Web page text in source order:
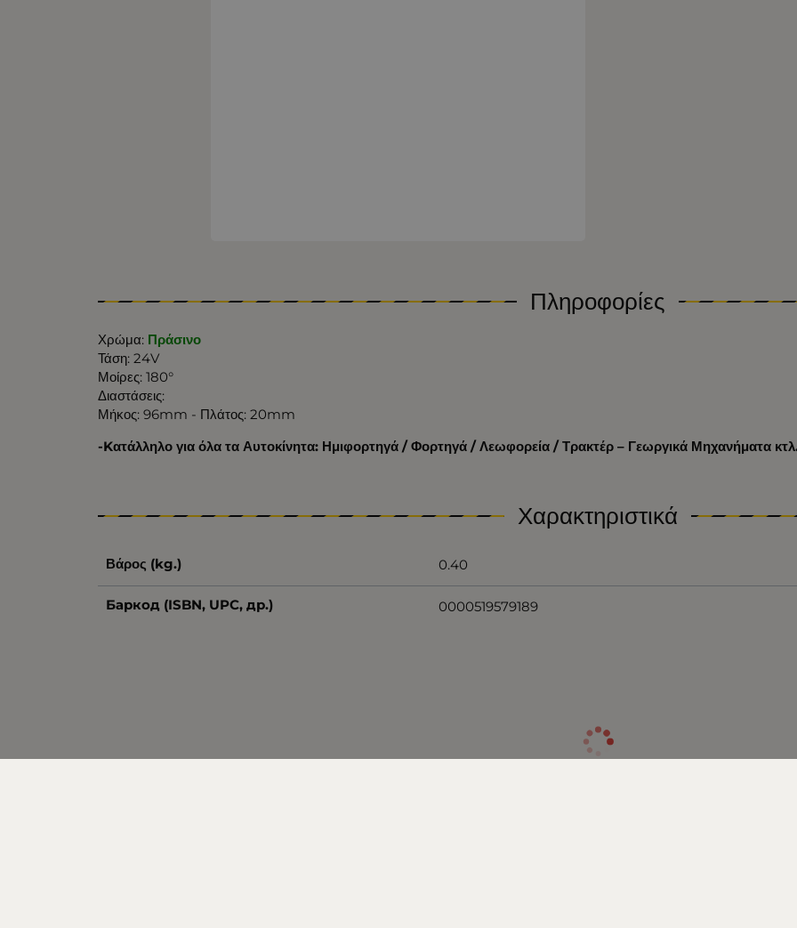
Πληροφορίες
Χρώμα: Πράσινο
Τάση: 24V
Μοίρες: 180°
Διαστάσεις:
Μήκος: 96mm - Πλάτος: 20mm
-Kατάλληλο για όλα τα Αυτοκίνητα: Ημιφορτηγά / Φορτηγά / Λεωφορεία / Τρακτέρ – Γεωργικά Μηχανήματα
Χαρακτηριστικά
Βάρος (kg.) 0.40
Баркод (ISBN, UPC, др.) 0000519579189